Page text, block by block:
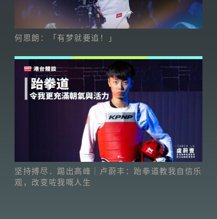
何思朗：「有梦就要追！」
坚持搏尽．踢出高峰｜卢蔚丰：跆拳道教我自信乐
观，改变咗我嘅人生